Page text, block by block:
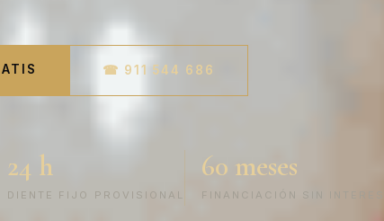
☎ 911 544 686
24 h
DIENTE FIJO PROVISIONAL
60 meses
FINANCIACIÓN SIN